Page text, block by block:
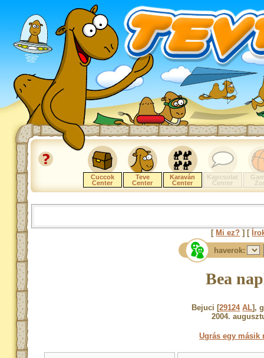
Cuccok
Center
Teve
Center
Karaván
Center
Kapcsolat
Center
[ Mi ez? ] [
haverok:
Bea
Bejuci [29124 AL],
2004.
Ugrás egy másik